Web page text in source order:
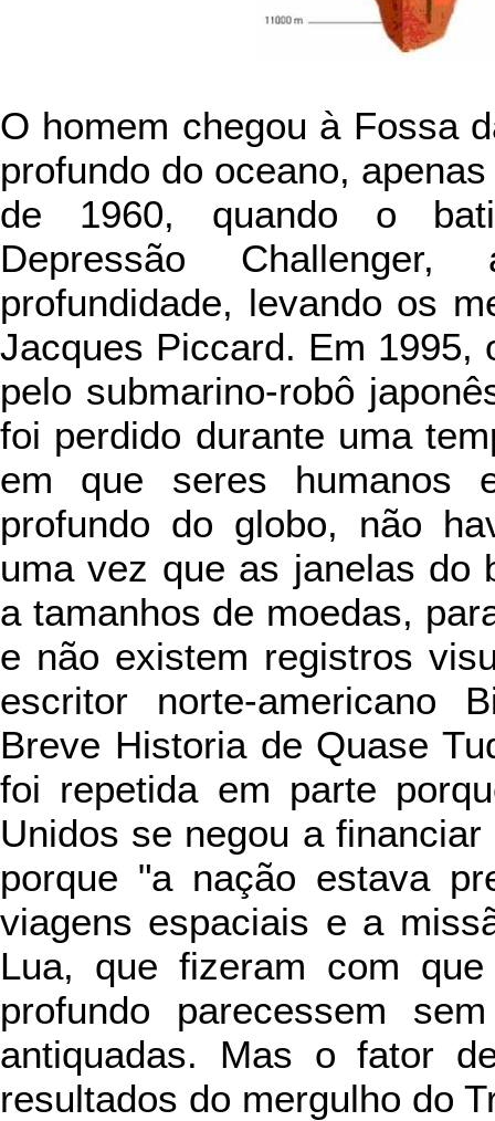
O homem chegou à Fossa
profundo do oceano,
de 1960, quando o
Depressão
profundidade, levando os
Jacques Piccard. Em 1995,
pelo submarino-robô
foi perdido durante uma
em que seres humanos
profundo do globo, não
uma vez que as janelas do
a tamanhos de moedas,
e não existem registros
escritor norte-americano
Breve Historia de Quase
foi repetida em parte
Unidos se negou a
porque "a nação estava
viagens espaciais e a
Lua, que fizeram com
profundo parecessem
antiquadas. Mas o fator
resultados do mergulho do